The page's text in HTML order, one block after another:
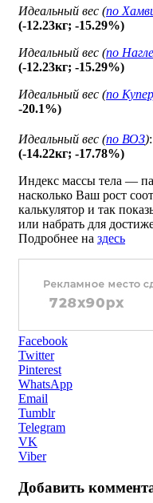
Идеальный вес (по
(-12.23кг; -15.29%)
Идеальный вес (по
(-12.23кг; -15.29%)
Идеальный вес (по
-20.1%)
Идеальный вес (по ВОЗ)
(-14.22кг; -17.78%)
Индекс массы тела —
насколько Ваш рост
калькулятор и так
или набрать для
Подробнее на здесь
Facebook
Twitter
Pinterest
WhatsApp
Email
Tumblr
Telegram
VK
Viber
Добавить